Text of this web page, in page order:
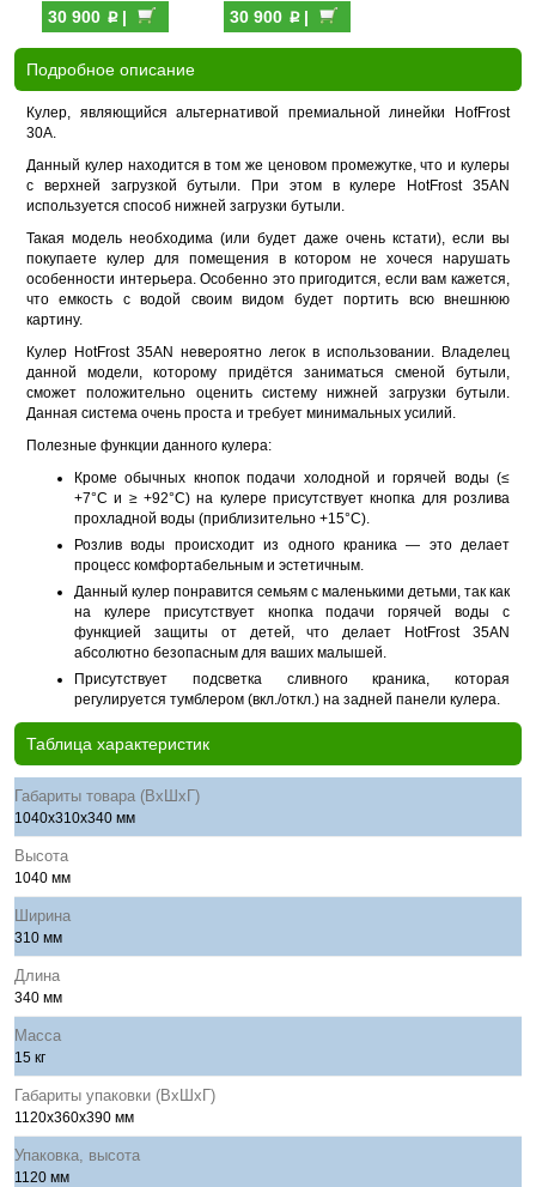
30 900 p| 30 900 p|
Подробное описание
Кулер, являющийся альтернативой премиальной линейки HofFrost
30A.
Данный кулер находится в том же ценовом промежутке, что и кулеры
с верхней загрузкой бутыли. При этом в кулере HotFrost 35AN
используется способ нижней загрузки бутыли.
Такая модель необходима (или будет даже очень кстати), если вы
покупаете кулер для помещения в котором не хочеся нарушать
особенности интерьера. Особенно это пригодится, если вам кажется,
что емкость с водой своим видом будет портить всю внешнюю
картину.
Кулер HotFrost 35AN невероятно легок в использовании. Владелец
данной модели, которому придётся заниматься сменой бутыли,
сможет положительно оценить систему нижней загрузки бутыли.
Данная система очень проста и требует минимальных усилий.
Полезные функции данного кулера:
Кроме обычных кнопок подачи холодной и горячей воды (≤
+7°C и ≥ +92°C) на кулере присутствует кнопка для розлива
прохладной воды (приблизительно +15°C).
Розлив воды происходит из одного краника — это делает
процесс комфортабельным и эстетичным.
Данный кулер понравится семьям с маленькими детьми, так как
на кулере присутствует кнопка подачи горячей воды с
функцией защиты от детей, что делает HotFrost 35AN
абсолютно безопасным для ваших малышей.
Присутствует подсветка сливного краника, которая
регулируется тумблером (вкл./откл.) на задней панели кулера.
Таблица характеристик
Габариты товара (ВхШхГ)
1040x310x340 мм
Высота
1040 мм
Ширина
310 мм
Длина
340 мм
Масса
15 кг
Габариты упаковки (ВхШхГ)
1120x360x390 мм
Упаковка, высота
1120 мм